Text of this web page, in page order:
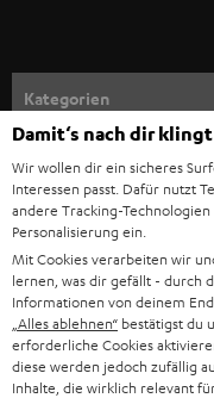
n
m
e
l
d
u
n
g
Kategorien
HEIMKINO-
SOUNDBAR
HIFI-LAUTSPRECHER
SMART HOME
Unternehmen
SUPPORT
KARRIERE
PRESSE & MARKETING
GESCHÄFTSKUNDEN
Teufel Onlineshops
DEUTSCHLAND
ÖSTERREICH
Damit‘s nach dir klingt
Wir wollen dir ein sicheres
Interessen passt. Dafür nutzt
andere Tracking-
Personalisierung ein.
Mit Cookies verarbeiten wir
lernen, was dir gefällt - durch
Informationen von deinem
„Alles ablehnen“ bestätigst du
erforderliche Cookies
diese werden jedoch zufällig
Inhalte, die wirklich relevant